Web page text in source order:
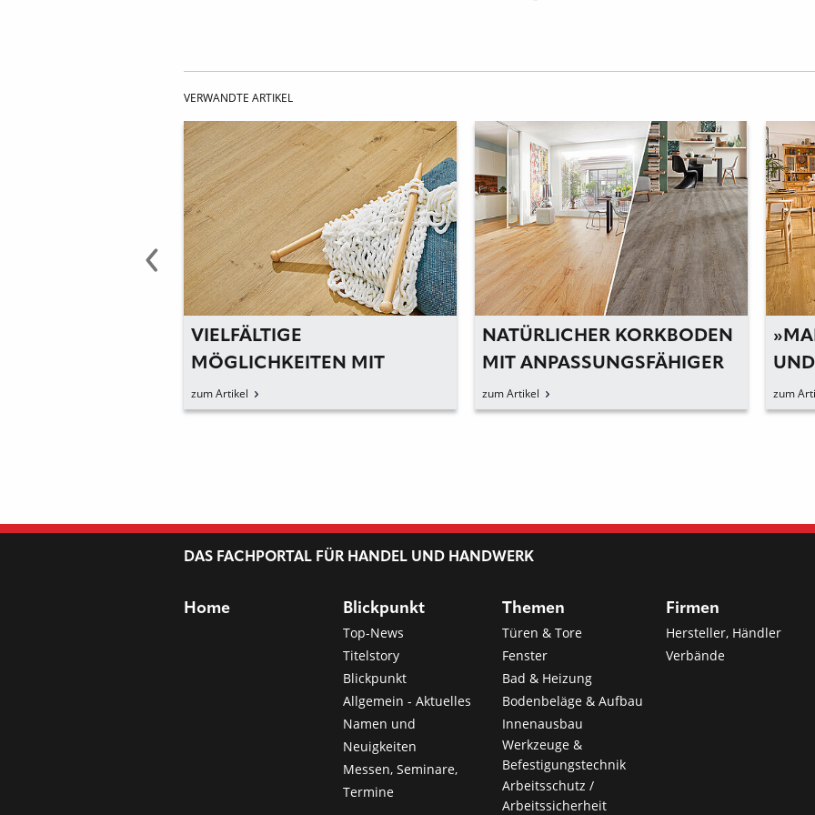
VERWANDTE ARTIKEL
NATÜRLICHER KORKBODEN
MIT ANPASSUNGSFÄHIGER
OPTIK
zum Artikel
»MADEIRA« – NATÜRLICH
UND STRAPAZIERFÄHIG
zum Artikel zum
DAS FACHPORTAL FÜR HANDEL UND HANDWERK
Home Blickpunkt
Top-News
Titelstory
Blickpunkt
Allgemein - Aktuelles
Namen und
Neuigkeiten
Messen, Seminare,
Termine
Themen
Türen & Tore
Fenster
Bad & Heizung
Bodenbeläge & Aufbau
Innenausbau
Werkzeuge &
Befestigungstechnik
Arbeitsschutz /
Arbeitssicherheit
Firmen
Hersteller, Händler
Verbände